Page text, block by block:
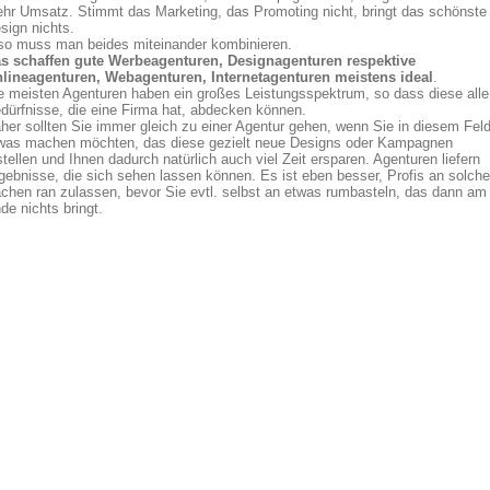
Umsatz. Stimmt das Marketing, das Promoting nicht, bringt das schönste
nichts.
muss man beides miteinander kombinieren.
schaffen gute Werbeagenturen, Designagenturen respektive
Webagenturen, Internetagenturen meistens ideal .
meisten Agenturen haben ein großes Leistungsspektrum, so dass diese alle
die eine Firma hat, abdecken können.
sollten Sie immer gleich zu einer Agentur gehen, wenn Sie in diesem Feld
machen möchten, das diese gezielt neue Designs oder Kampagnen
und Ihnen dadurch natürlich auch viel Zeit ersparen. Agenturen liefern
die sich sehen lassen können. Es ist eben besser, Profis an solche
ran zulassen, bevor Sie evtl. selbst an etwas rumbasteln, das dann am
nichts bringt.